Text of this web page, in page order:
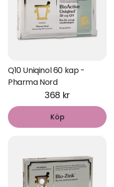
Q10 Uniqinol 60 kap -
Pharma Nord
368 kr
Köp